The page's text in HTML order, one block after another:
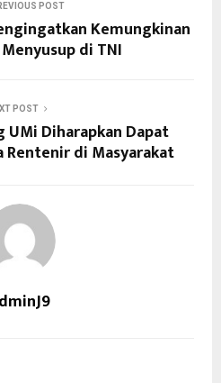
POST
Kemungkinan
di TNI
POST
Diharapkan Dapat
Rentenir di Masyarakat